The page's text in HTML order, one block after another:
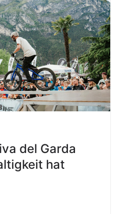
del Garda
hat